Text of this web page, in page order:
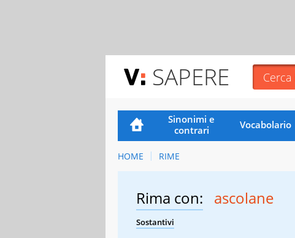
SAPERE
Sinonimi e
contrari
Vocabolario
HOME RIME
Rima con: ascolane
Sostantivi